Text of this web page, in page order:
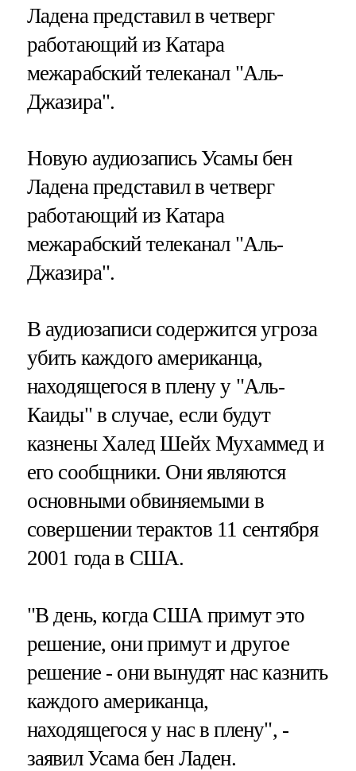
Ладена представил в четверг
работающий из Катара
межарабский телеканал "Аль-
Джазира".
Новую аудиозапись Усамы бен
Ладена представил в четверг
работающий из Катара
межарабский телеканал "Аль-
Джазира".
В аудиозаписи содержится угроза
убить каждого американца,
находящегося в плену у "Аль-
Каиды" в случае, если будут
казнены Халед Шейх Мухаммед и
его сообщники. Они являются
основными обвиняемыми в
совершении терактов 11 сентября
2001 года в США.
"В день, когда США примут это
решение, они примут и другое
решение - они вынудят нас казнить
каждого американца,
находящегося у нас в плену", -
заявил Усама бен Ладен.